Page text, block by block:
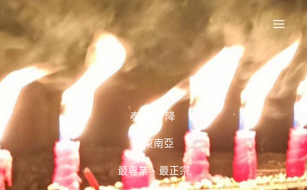
跳
主
內
泰國情降
全東南亞
最專業、最正宗